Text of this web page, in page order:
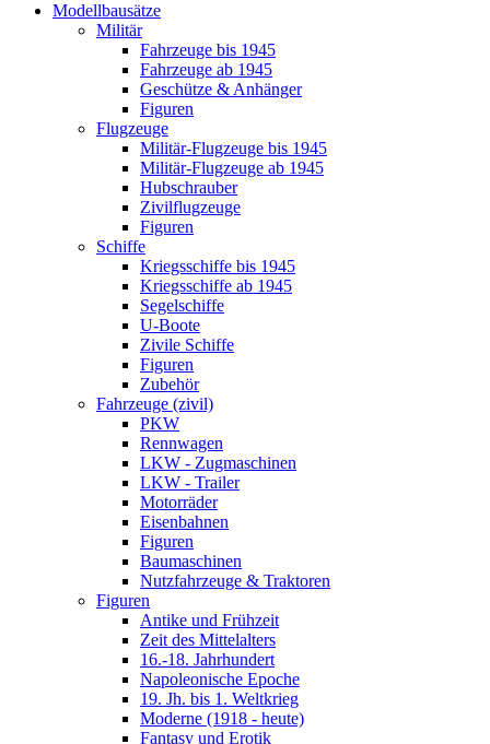
Modellbausätze
Militär
Fahrzeuge bis 1945
Fahrzeuge ab 1945
Geschütze & Anhänger
Figuren
Flugzeuge
Militär-Flugzeuge bis 1945
Militär-Flugzeuge ab 1945
Hubschrauber
Zivilflugzeuge
Figuren
Schiffe
Kriegsschiffe bis 1945
Kriegsschiffe ab 1945
Segelschiffe
U-Boote
Zivile Schiffe
Figuren
Zubehör
Fahrzeuge (zivil)
PKW
Rennwagen
LKW - Zugmaschinen
LKW - Trailer
Motorräder
Eisenbahnen
Figuren
Baumaschinen
Nutzfahrzeuge & Traktoren
Figuren
Antike und Frühzeit
Zeit des Mittelalters
16.-18. Jahrhundert
Napoleonische Epoche
19. Jh. bis 1. Weltkrieg
Moderne (1918 - heute)
Fantasy und Erotik